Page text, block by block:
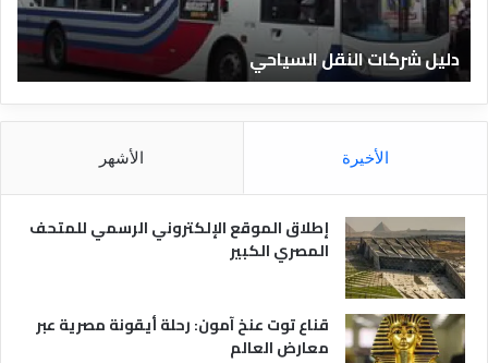
ن
ق
ا
ل
ر
ة
دليل الفنادق المصرية
ق
و
الأخيرة الأشهر
إطلاق الموقع الإلكتروني الرسمي للمتحف
المصري الكبير
قناع توت عنخ آمون: رحلة أيقونة مصرية عبر
معارض العالم